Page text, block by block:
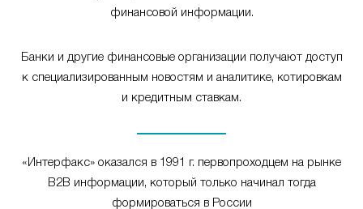
финансовой информации.
Банки и другие финансовые организации получают доступ
к специализированным новостям и аналитике, котировкам
и кредитным ставкам.
«Интерфакс» оказался в 1991 г. первопроходцем на рынке
B2B информации, который только начинал тогда
формироваться в России